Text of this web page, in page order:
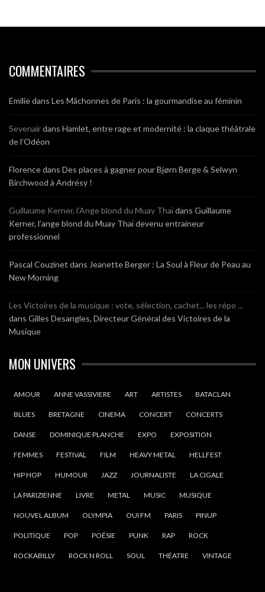
COMMENTAIRES
Emiliedans Les Mâchonnes de Paris : la gourmandise au féminin
Sevenairdans Hamlet, entre rage et modernité : la claque théâtrale
de l’Odéon
Florencedans Des places à gagner pour Bjørn Berge & Selwyn
Birchwood à Andrésy !
Guillaume Kerner, l’Ange blond du Muay Thaïdans Guillaume
Kerner, l’ange blond du Muay Thaï devenu entraineur
professionnel
Pascal Couzinet dans Jeanette Berger : La Soul à Fleur de Peau au
New Morning
Les Victoires de la musique : vote, sélection, cachet... les répo ...
dans Gilles Desangles, Directeur Général des Victoires de la
Musique
MON UNIVERS
AMOUR ANNE VASSIVIERE ART ARTISTES BATACLAN
BLUES BRETAGNE CINEMA CONCERT CONCERTS
DANSE DOMINIQUE PLANCHE EXPO EXPOSITION
FEMMES FESTIVAL FILM HEAVY METAL HELLFEST
HIP HOP HUMOUR JAZZ JOURNALISTE LA CIGALE
LA PARIZIENNE LIVRE METAL MUSIC MUSIQUE
NOUVEL ALBUM OLYMPIA OUI FM PARIS PINUP
POLITIQUE POP POÉSIE PUNK RAP ROCK
ROCKABILLY ROCK N ROLL SOUL THÉATRE VINTAGE